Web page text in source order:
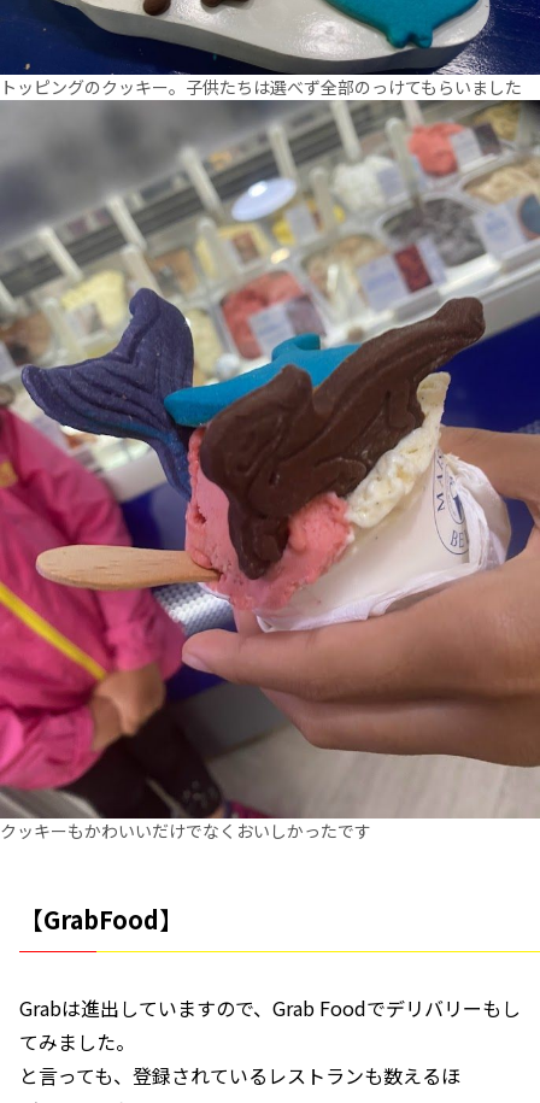
トッピングのクッキー。子供たちは選べず全部のっけてもらいました
クッキーもかわいいだけでなくおいしかったです
【GrabFood】
Grabは進出していますので、Grab Foodでデリバリーもし
てみました。
と言っても、登録されているレストランも数えるほ